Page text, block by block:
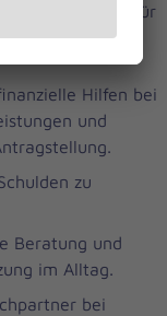
unser Angebot für
Hilfen bei
und
zu
Beratung und
im Alltag.
bei